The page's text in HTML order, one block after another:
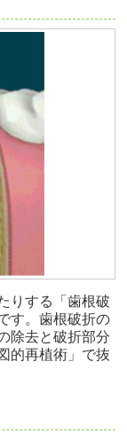
りする「歯根破
す。歯根破折の
除去と破折部分
的再植術」で抜